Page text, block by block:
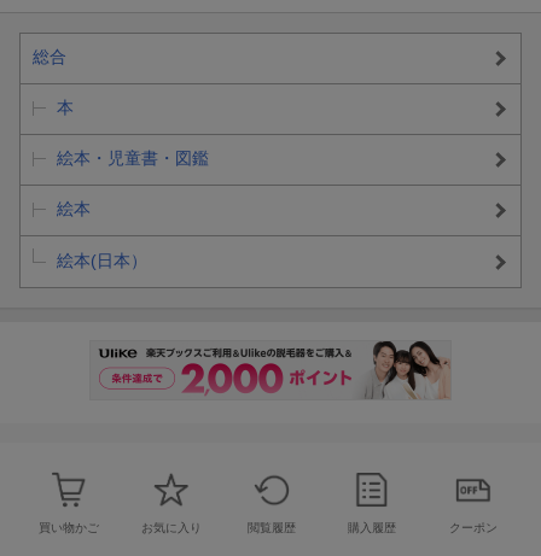
総合
本
絵本・児童書・図鑑
絵本
絵本(日本）
買い物かご お気に入り 閲覧履歴 購入履歴 クーポン